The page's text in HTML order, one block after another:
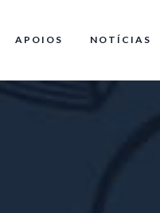
APOIOS NOTÍCIAS